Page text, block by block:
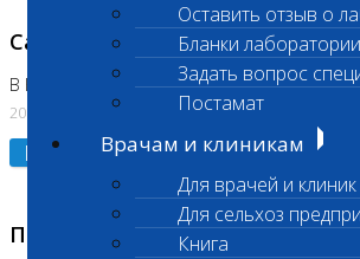
Оставить отзыв о
Бланки лаборатории
Задать вопрос
Постамат
Врачам и клиникам
Для врачей и клиник
Для сельхоз
Книга
Санитарный день
В Коломне 20.07.2026
20.07.2026
Подробнее
Приостановлено выполнение